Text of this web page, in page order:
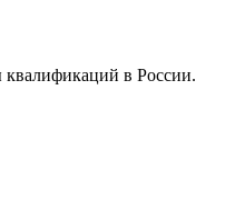
квалификаций в России.